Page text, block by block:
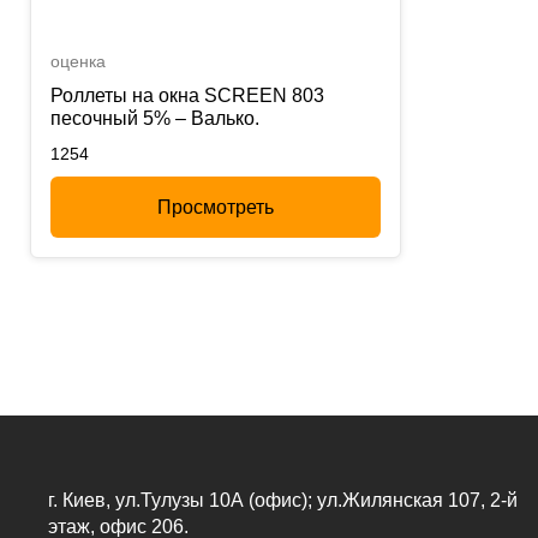
оценка
Роллеты на окна SCREEN 803
песочный 5% – Валько.
1254
Просмотреть
г. Киев, ул.Тулузы 10А (офис); ул.Жилянская 107, 2-й
этаж, офис 206.